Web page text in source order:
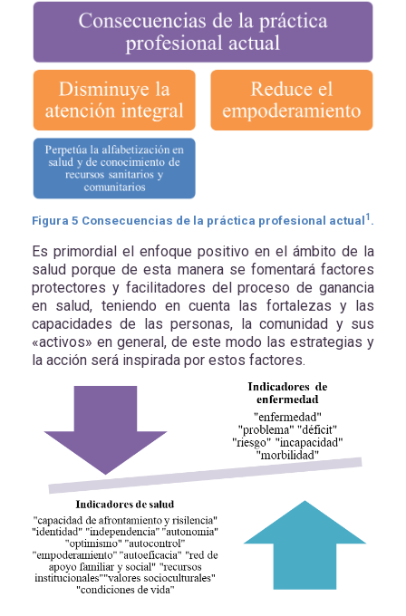
Figura 5 Consecuencias de la práctica profesional actual 1 .
Es primordial el enfoque positivo en el ámbito de la
salud porque de esta manera se fomentará factores
protectores y facilitadores del proceso de ganancia
en salud, teniendo en cuenta las fortalezas y las
capacidades de las personas, la comunidad y sus
«activos» en general, de este modo las estrategias y
la acción será inspirada por estos factores.